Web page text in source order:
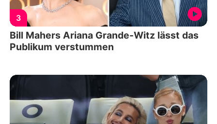
3
Bill Mahers Ariana Grande-Witz lässt das
Publikum verstummen